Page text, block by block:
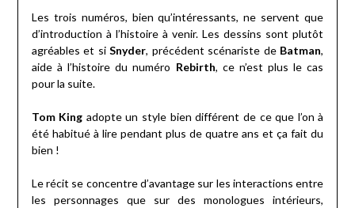
Les trois numéros, bien qu’intéressants, ne servent que
d’introduction à l’histoire à venir. Les dessins sont plutôt
agréables et siSnyder, précédent scénariste de Batman,
aide à l’histoire du numéro Rebirth, ce n’est plus le cas
pour la suite.
Tom King adopte un style bien différent de ce que l’on à
été habitué à lire pendant plus de quatre ans et ça fait du
bien !
Le récit se concentre d’avantage sur les interactions entre
les personnages que sur des monologues intérieurs,